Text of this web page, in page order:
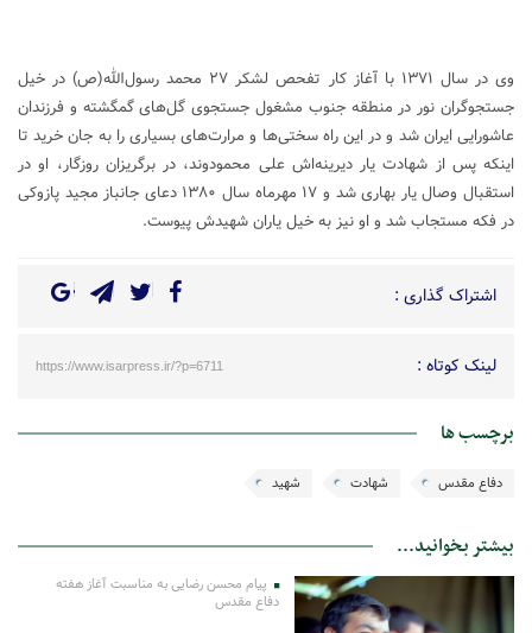
وی در سال ۱۳۷۱ با آغاز كار تفحص لشكر ۲۷ محمد رسول‌الله(ص) در خيل
جستجوگران نور در منطقه جنوب مشغول جستجوی گل‌های گمگشته و فرزندان
عاشورايی ايران شد و در اين راه سختی‌ها و مرارت‌های بسياری را به جان خريد تا
اينكه پس از شهادت يار ديرينه‌اش علی محمودوند، در برگريزان روزگار، او در
استقبال وصال يار بهاری شد و ۱۷ مهرماه سال ۱۳۸۰ دعای جانباز مجيد پازوكی
در فكه مستجاب شد و او نيز به خيل ياران شهيدش پيوست.
اشتراک گذاری :
لینک کوتاه : https://www.isarpress.ir/?p=6711
برچسب ها
دفاع مقدس شهادت شهید
بیشتر بخوانید...
پیام محسن رضایی به مناسبت آغاز هفته
دفاع مقدس